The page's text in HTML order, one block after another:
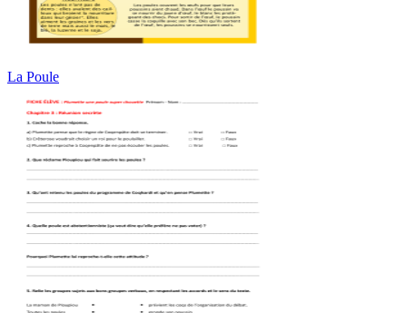
La Poule